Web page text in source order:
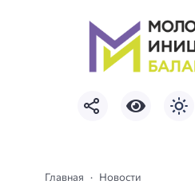
Главная Новости